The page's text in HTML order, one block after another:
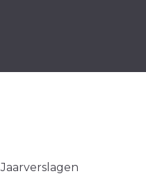
Jaarverslagen